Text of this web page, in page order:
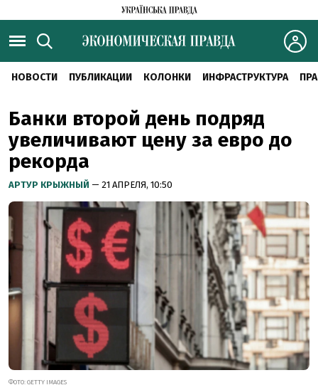
НОВОСТИ ПУБЛИКАЦИИ КОЛОНКИ ИНФРАСТРУКТУРА
Банки второй день подряд
увеличивают цену за евро до
рекорда
АРТУР КРЫЖНЫЙ — 21 АПРЕЛЯ, 10:50
ФОТО: GETTY IMAGES